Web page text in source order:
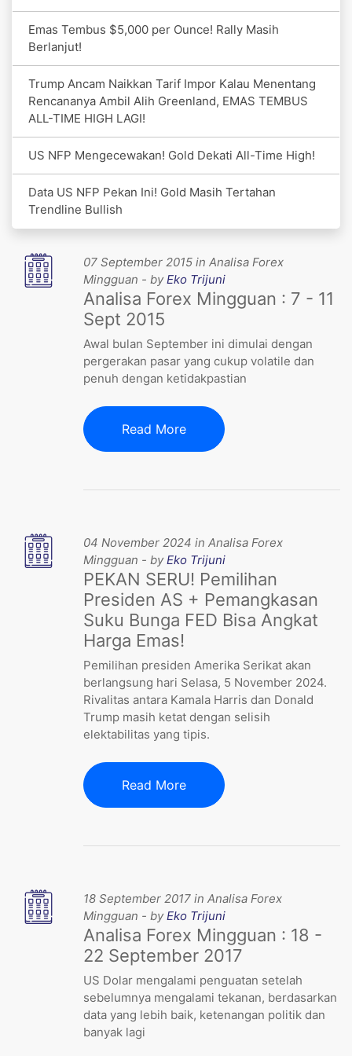
Emas Tembus $5,000 per Ounce! Rally Masih
Berlanjut!
Trump Ancam Naikkan Tarif Impor Kalau Menentang
Rencananya Ambil Alih Greenland, EMAS TEMBUS
ALL-TIME HIGH LAGI!
US NFP Mengecewakan! Gold Dekati All-Time High!
Data US NFP Pekan Ini! Gold Masih Tertahan
Trendline Bullish
07 September 2015 in Analisa Forex
Mingguan - byEko Trijuni
Analisa Forex Mingguan : 7 - 11
Sept 2015
Awal bulan September ini dimulai dengan
pergerakan pasar yang cukup volatile dan
penuh dengan ketidakpastian
Read More
04 November 2024 in Analisa Forex
Mingguan - byEko Trijuni
PEKAN SERU! Pemilihan
Presiden AS + Pemangkasan
Suku Bunga FED Bisa Angkat
Harga Emas!
Pemilihan presiden Amerika Serikat akan
berlangsung hari Selasa, 5 November 2024.
Rivalitas antara Kamala Harris dan Donald
Trump masih ketat dengan selisih
elektabilitas yang tipis.
Read More
18 September 2017 in Analisa Forex
Mingguan - byEko Trijuni
Analisa Forex Mingguan : 18 -
22 September 2017
US Dolar mengalami penguatan setelah
sebelumnya mengalami tekanan, berdasarkan
data yang lebih baik, ketenangan politik dan
banyak lagi